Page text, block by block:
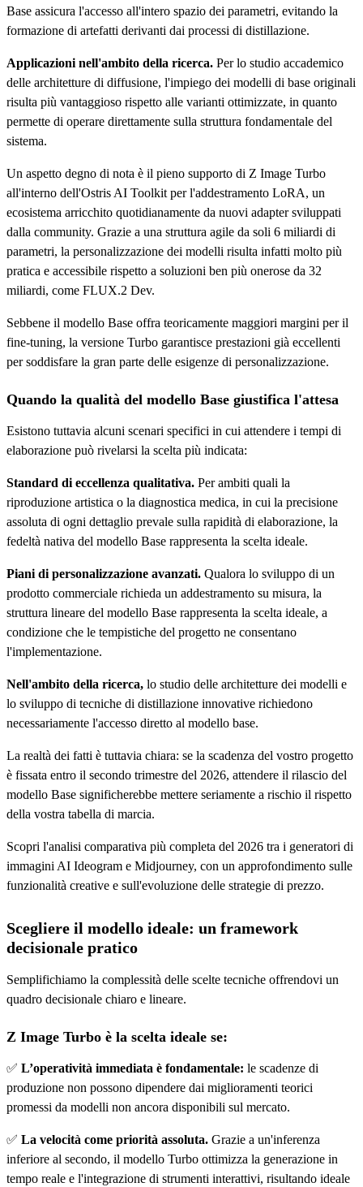
Base assicura l'accesso all'intero spazio dei parametri, evitando la
formazione di artefatti derivanti dai processi di distillazione.
Applicazioni nell'ambito della ricerca. Per lo studio accademico
delle architetture di diffusione, l'impiego dei modelli di base originali
risulta più vantaggioso rispetto alle varianti ottimizzate, in quanto
permette di operare direttamente sulla struttura fondamentale del
sistema.
Un aspetto degno di nota è il pieno supporto di Z Image Turbo
all'interno dell'Ostris AI Toolkit per l'addestramento LoRA, un
ecosistema arricchito quotidianamente da nuovi adapter sviluppati
dalla community. Grazie a una struttura agile da soli 6 miliardi di
parametri, la personalizzazione dei modelli risulta infatti molto più
pratica e accessibile rispetto a soluzioni ben più onerose da 32
miliardi, come FLUX.2 Dev.
Sebbene il modello Base offra teoricamente maggiori margini per il
fine-tuning, la versione Turbo garantisce prestazioni già eccellenti
per soddisfare la gran parte delle esigenze di personalizzazione.
Quando la qualità del modello Base giustifica l'attesa
Esistono tuttavia alcuni scenari specifici in cui attendere i tempi di
elaborazione può rivelarsi la scelta più indicata:
Standard di eccellenza qualitativa. Per ambiti quali la
riproduzione artistica o la diagnostica medica, in cui la precisione
assoluta di ogni dettaglio prevale sulla rapidità di elaborazione, la
fedeltà nativa del modello Base rappresenta la scelta ideale.
Piani di personalizzazione avanzati. Qualora lo sviluppo di un
prodotto commerciale richieda un addestramento su misura, la
struttura lineare del modello Base rappresenta la scelta ideale, a
condizione che le tempistiche del progetto ne consentano
l'implementazione.
Nell'ambito della ricerca, lo studio delle architetture dei modelli e
lo sviluppo di tecniche di distillazione innovative richiedono
necessariamente l'accesso diretto al modello base.
La realtà dei fatti è tuttavia chiara: se la scadenza del vostro progetto
è fissata entro il secondo trimestre del 2026, attendere il rilascio del
modello Base significherebbe mettere seriamente a rischio il rispetto
della vostra tabella di marcia.
Scopri l'analisi comparativa più completa del 2026 tra i generatori di
immagini AI Ideogram e Midjourney, con un approfondimento sulle
funzionalità creative e sull'evoluzione delle strategie di prezzo.
Scegliere il modello ideale: un framework
decisionale pratico
Semplifichiamo la complessità delle scelte tecniche offrendovi un
quadro decisionale chiaro e lineare.
Z Image Turbo è la scelta ideale se:
✅ L’operatività immediata è fondamentale: le scadenze di
produzione non possono dipendere dai miglioramenti teorici
promessi da modelli non ancora disponibili sul mercato.
✅ La velocità come priorità assoluta. Grazie a un'inferenza
inferiore al secondo, il modello Turbo ottimizza la generazione in
tempo reale e l'integrazione di strumenti interattivi, risultando ideale